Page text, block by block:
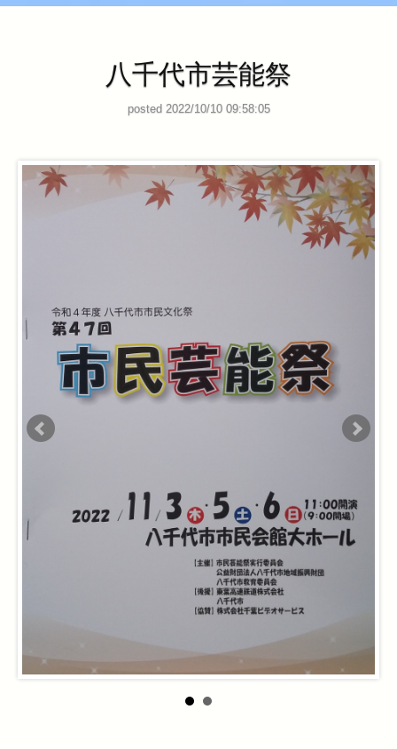
八千代市芸能祭
posted 2022/10/10 09:58:05